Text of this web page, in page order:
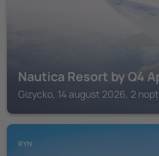
Nautica Resort by Q4
Gizycko, 14 august 2026, 2
RYN